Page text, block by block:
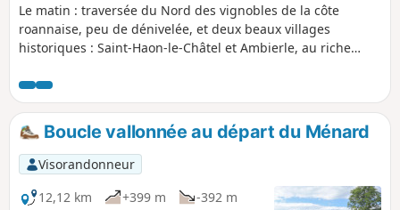
Le matin : traversée du Nord des vignobles de la côte
roannaise, peu de dénivelée, et deux beaux villages
historiques : Saint-Haon-le-Châtel et Ambierle, au riche
sportif avec la montée sur Les Biefs (alt. 765 m) à travers
prés et forêt. Une grande majorité se fait sur des chemins
de terre sans circulation.
Boucle vallonnée au départ du Ménard
Visorandonneur
12,12 km
+399 m
-392 m